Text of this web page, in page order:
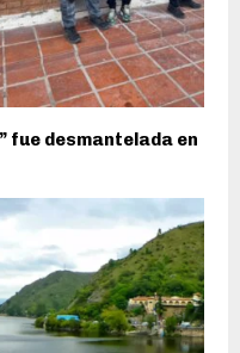
fue desmantelada en